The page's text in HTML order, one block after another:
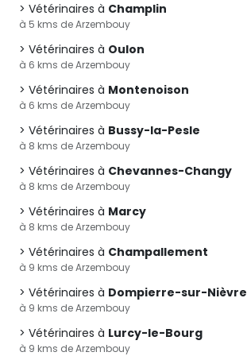
Vétérinaires à Champlin
à 5 kms de Arzembouy
Vétérinaires à Oulon
à 6 kms de Arzembouy
Vétérinaires à Montenoison
à 6 kms de Arzembouy
Vétérinaires à Bussy-la-Pesle
à 8 kms de Arzembouy
Vétérinaires à Chevannes-Changy
à 8 kms de Arzembouy
Vétérinaires à Marcy
à 8 kms de Arzembouy
Vétérinaires à Champallement
à 9 kms de Arzembouy
Vétérinaires à Dompierre-sur-Nièvre
à 9 kms de Arzembouy
Vétérinaires à Lurcy-le-Bourg
à 9 kms de Arzembouy